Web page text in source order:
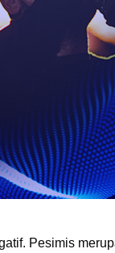
Pesimis